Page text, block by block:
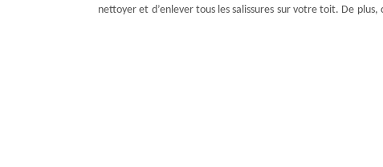
nettoyer et d’enlever tous les salissures sur votre toit. De